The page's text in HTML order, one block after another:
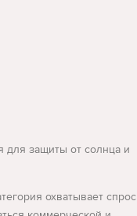
для защиты от солнца и
охватывает спрос